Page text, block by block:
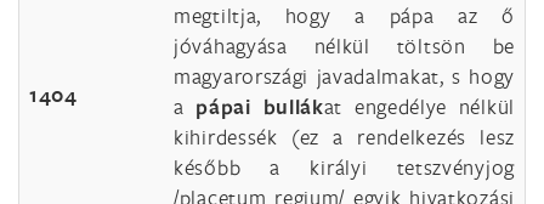
1404
megtiltja, hogy a pápa az ő
jóváhagyása nélkül töltsön be
magyarországi javadalmakat, s hogy
a pápai bullákat engedélye nélkül
kihirdessék (ez a rendelkezés lesz
később a királyi tetszvényjog
/placetum regium/ egyik hivatkozási